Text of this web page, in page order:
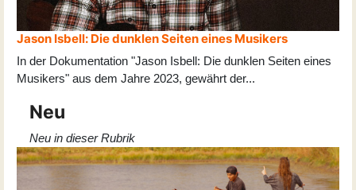
Jason Isbell: Die dunklen Seiten eines Musikers
In der Dokumentation "Jason Isbell: Die dunklen Seiten eines
Musikers" aus dem Jahre 2023, gewährt der...
Neu
Neu in dieser Rubrik